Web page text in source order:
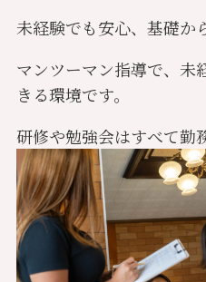
未経験でも安心、基礎か
マンツーマン指導で、未
きる環境です。
研修や勉強会はすべて勤